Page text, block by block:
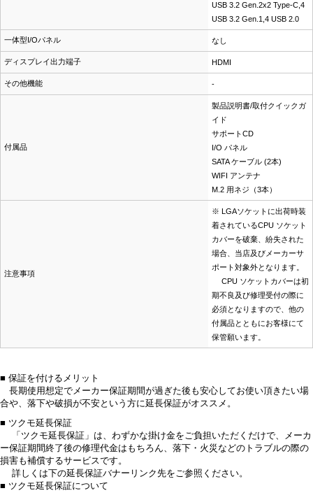
USB 3.2 Gen.2x2 Type-C,4
USB 3.2 Gen.1,4 USB 2.0
一体型I/Oパネル なし
ディスプレイ出力端子 HDMI
その他機能 -
付属品
製品説明書/取付クイックガ
イド
サポートCD
I/O パネル
SATA ケーブル (2本)
WIFI アンテナ
M.2 用ネジ（3本）
注意事項
※ LGAソケットに出荷時装
着されているCPU ソケット
カバーを破棄、紛失された
場合、当店及びメーカーサ
ポート対象外となります。
CPU ソケットカバーは初
期不良及び修理受付の際に
必須となりますので、他の
付属品とともにお客様にて
保管願います。
■ 保証を付けるメリット
長期使用想定でメーカー保証期間が過ぎた後も安心してお使い頂きたい場
合や、落下や破損が不安という方に延長保証がオススメ。
■ ツクモ延長保証
「ツクモ延長保証」は、わずかな掛け金をご負担いただくだけで、メーカ
ー保証期間終了後の修理代金はもちろん、落下・火災などのトラブルの際の
損害も補償するサービスです。
詳しくは下の延長保証バナーリンク先をご参照ください。
■ ツクモ延長保証について